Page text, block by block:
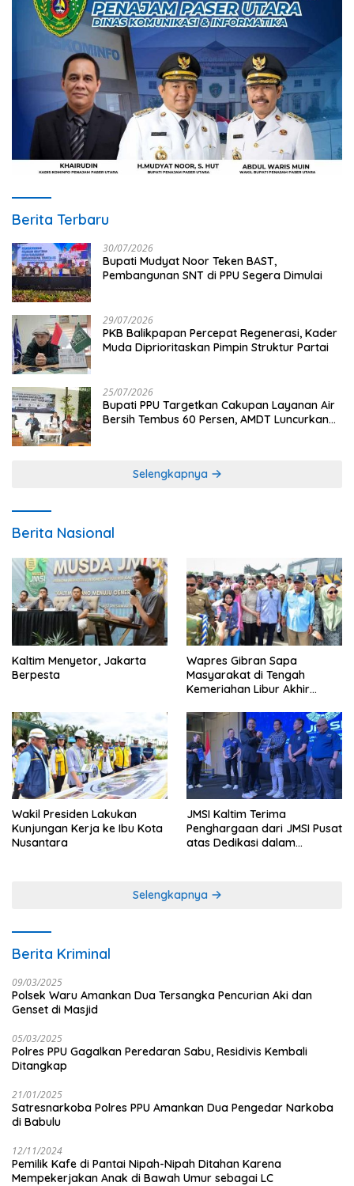
Berita Terbaru
30/07/2026
Bupati Mudyat Noor Teken BAST,
Pembangunan SNT di PPU Segera Dimulai
29/07/2026
PKB Balikpapan Percepat Regenerasi, Kader
Muda Diprioritaskan Pimpin Struktur Partai
25/07/2026
Bupati PPU Targetkan Cakupan Layanan Air
Bersih Tembus 60 Persen, AMDT Luncurkan
Selengkapnya
Berita Nasional
Kaltim Menyetor, Jakarta
Berpesta
Wapres Gibran Sapa
Masyarakat di Tengah
Kemeriahan Libur Akhir
Wakil Presiden Lakukan
Kunjungan Kerja ke Ibu Kota
Nusantara
JMSI Kaltim Terima
Penghargaan dari JMSI Pusat
atas Dedikasi dalam
Selengkapnya
Berita Kriminal
09/03/2025
Polsek Waru Amankan Dua Tersangka Pencurian Aki dan
Genset di Masjid
05/03/2025
Polres PPU Gagalkan Peredaran Sabu, Residivis Kembali
Ditangkap
21/01/2025
Satresnarkoba Polres PPU Amankan Dua Pengedar Narkoba
di Babulu
12/11/2024
Pemilik Kafe di Pantai Nipah-Nipah Ditahan Karena
Mempekerjakan Anak di Bawah Umur sebagai LC